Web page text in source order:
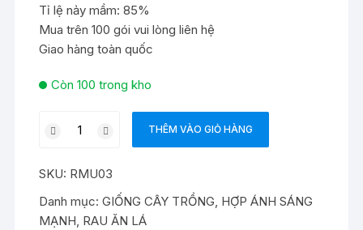
Tỉ lệ nảy mầm: 85%
Mua trên 100 gói vui lòng liên hệ
Giao hàng toàn quốc
Còn 100 trong kho
giống
muống
Thái
Lan
THÊM VÀO GIỎ HÀNG
SKU: RMU03
Danh mục:GIỐNG CÂY TRỒNG, HỢP ÁNH SÁNG
MẠNH, RAU ĂN LÁ